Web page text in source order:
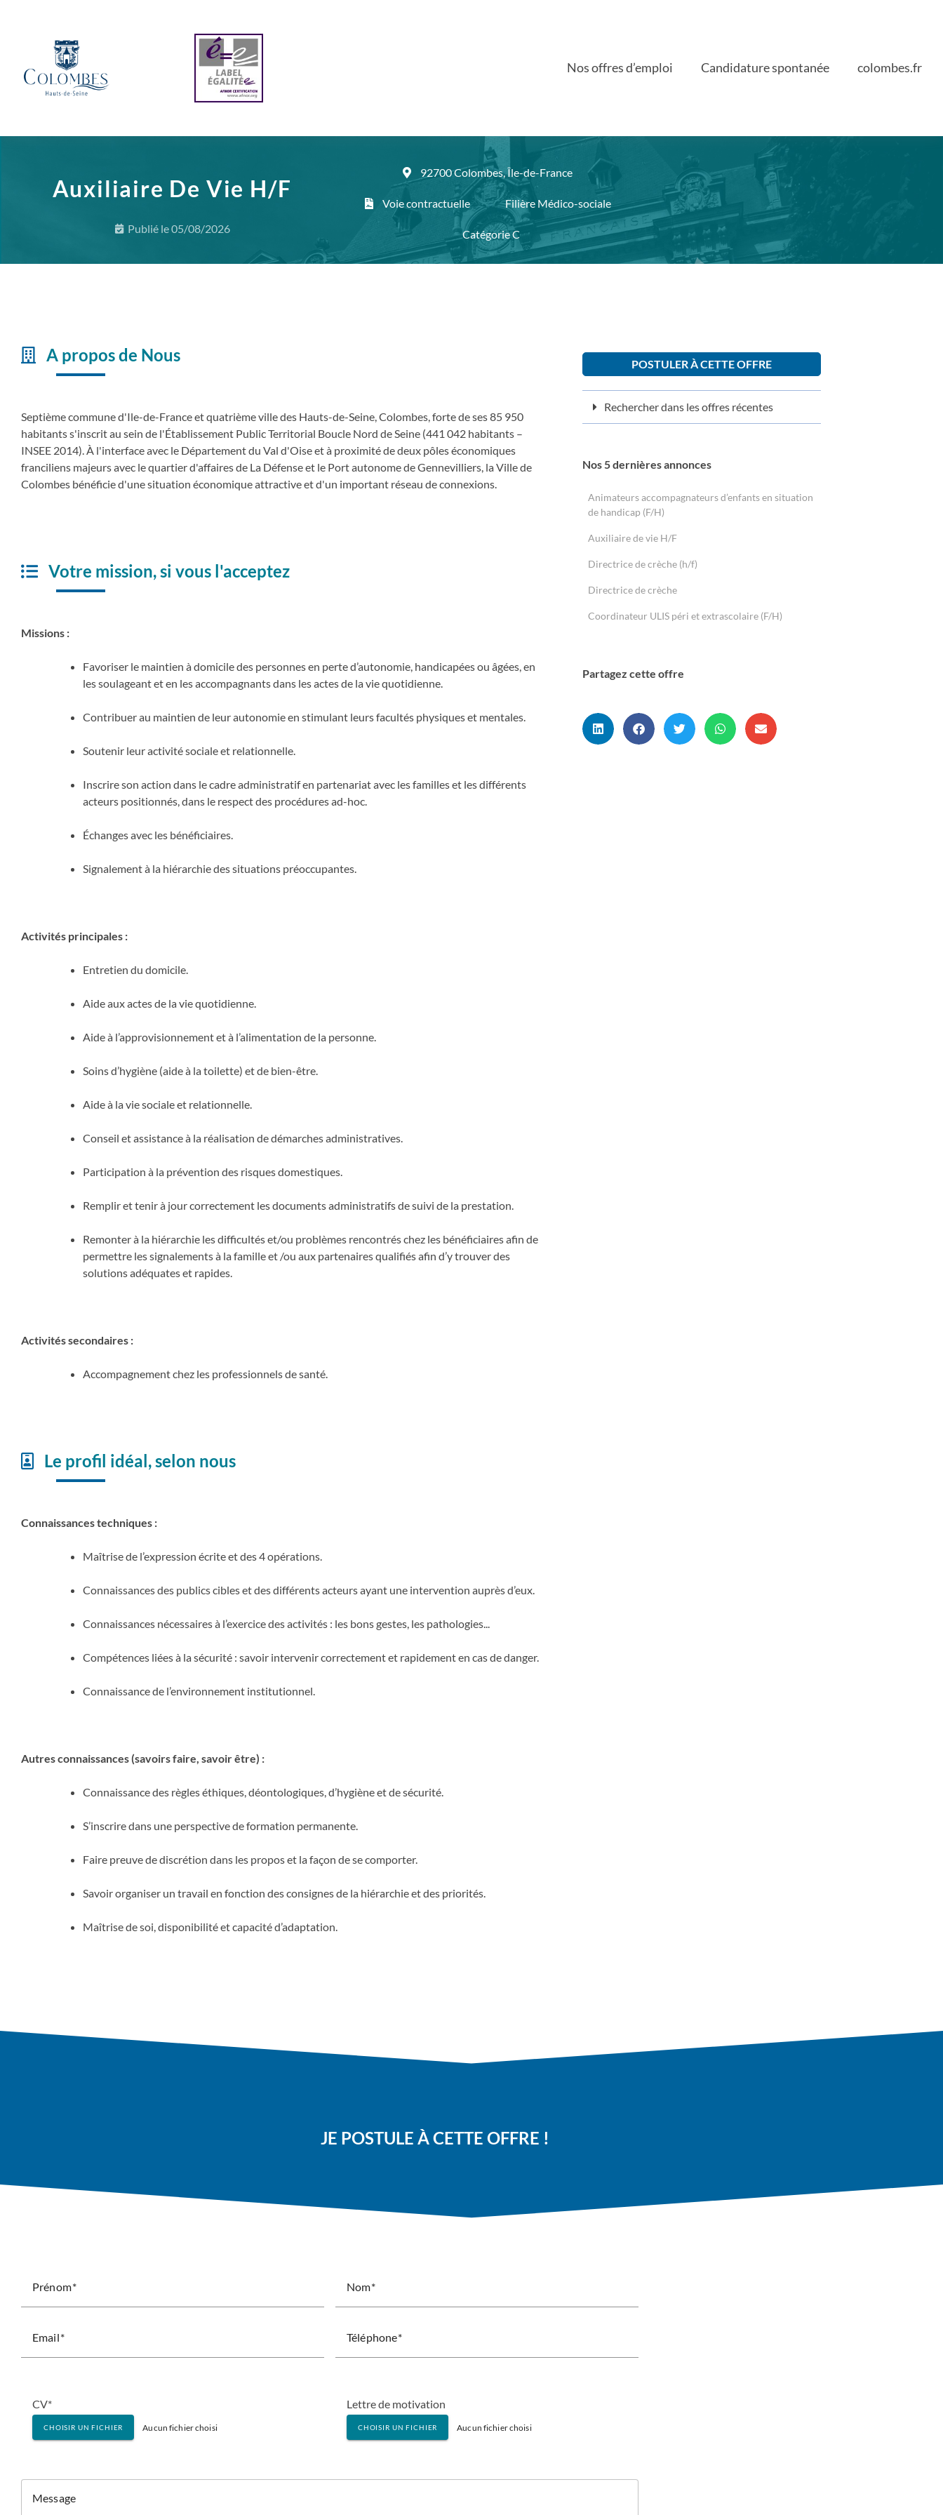
Nos offres d’emploi Candidature spontanée colombes.fr
Auxiliaire De Vie H/F
Publié le05/08/2026
92700 Colombes, Île-de-France
Voie contractuelle Filière Médico-sociale
Catégorie C
A propos de Nous
Septième commune d'Ile-de-France et quatrième ville des Hauts-de-Seine, Colombes, forte de ses 85 950
habitants s'inscrit au sein de l'Établissement Public Territorial Boucle Nord de Seine (441 042 habitants –
INSEE 2014). À l'interface avec le Département du Val d'Oise et à proximité de deux pôles économiques
franciliens majeurs avec le quartier d'affaires de La Défense et le Port autonome de Gennevilliers, la Ville de
Colombes bénéficie d'une situation économique attractive et d'un important réseau de connexions.
Votre mission, si vous l'acceptez
Missions :
Favoriser le maintien à domicile des personnes en perte d’autonomie, handicapées ou âgées, en
les soulageant et en les accompagnants dans les actes de la vie quotidienne.
Contribuer au maintien de leur autonomie en stimulant leurs facultés physiques et mentales.
Soutenir leur activité sociale et relationnelle.
Inscrire son action dans le cadre administratif en partenariat avec les familles et les différents
acteurs positionnés, dans le respect des procédures ad-hoc.
Échanges avec les bénéficiaires.
Signalement à la hiérarchie des situations préoccupantes.
Activités principales :
Entretien du domicile.
Aide aux actes de la vie quotidienne.
Aide à l’approvisionnement et à l’alimentation de la personne.
Soins d’hygiène (aide à la toilette) et de bien-être.
Aide à la vie sociale et relationnelle.
Conseil et assistance à la réalisation de démarches administratives.
Participation à la prévention des risques domestiques.
Remplir et tenir à jour correctement les documents administratifs de suivi de la prestation.
Remonter à la hiérarchie les difficultés et/ou problèmes rencontrés chez les bénéficiaires afin de
permettre les signalements à la famille et /ou aux partenaires qualifiés afin d’y trouver des
solutions adéquates et rapides.
Activités secondaires :
Accompagnement chez les professionnels de santé.
Le profil idéal, selon nous
Connaissances techniques :
Maîtrise de l’expression écrite et des 4 opérations.
Connaissances des publics cibles et des différents acteurs ayant une intervention auprès d’eux.
Connaissances nécessaires à l’exercice des activités : les bons gestes, les pathologies...
Compétences liées à la sécurité : savoir intervenir correctement et rapidement en cas de danger.
Connaissance de l’environnement institutionnel.
Autres connaissances (savoirs faire, savoir être) :
Connaissance des règles éthiques, déontologiques, d’hygiène et de sécurité.
S’inscrire dans une perspective de formation permanente.
Faire preuve de discrétion dans les propos et la façon de se comporter.
Savoir organiser un travail en fonction des consignes de la hiérarchie et des priorités.
Maîtrise de soi, disponibilité et capacité d’adaptation.
POSTULER À CETTE OFFRE
Rechercher dans les offres récentes
Nos 5 dernières annonces
Animateurs accompagnateurs d’enfants en situation
de handicap (F/H)
Auxiliaire de vie H/F
Directrice de crèche (h/f)
Directrice de crèche
Coordinateur ULIS péri et extrascolaire (F/H)
Partagez cette offre
JE POSTULE À CETTE OFFRE !
Prénom Nom
Email Téléphone
CV*
CHOISIR UN FICHIER Aucun fichier choisi
Lettre de motivation
CHOISIR UN FICHIER Aucun fichier choisi
Message